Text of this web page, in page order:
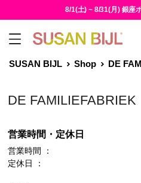
8/1(土) ~ 8/31(月) 銀座
SUSAN BIJL Shop DE
DE FAMILIEFABRIEK
営業時間・定休日
営業時間 ：
定休日 ：